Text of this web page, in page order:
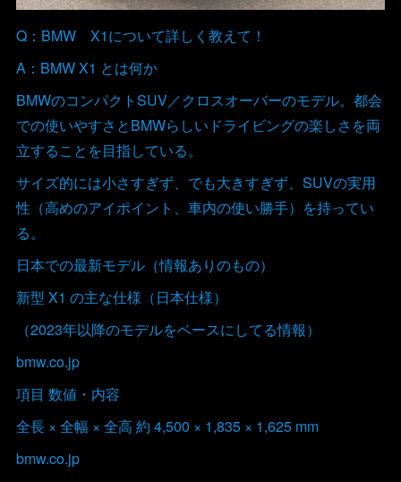
Q：BMW X1について詳しく教えて！
A：BMW X1 とは何か
BMWのコンパクトSUV／クロスオーバーのモデル。都会
での使いやすさとBMWらしいドライビングの楽しさを両
立することを目指している。
サイズ的には小さすぎず、でも大きすぎず、SUVの実用
性（高めのアイポイント、車内の使い勝手）を持ってい
る。
日本での最新モデル（情報ありのもの）
新型 X1 の主な仕様（日本仕様）
（2023年以降のモデルをベースにしてる情報）
bmw.co.jp
項目 数値・内容
全長 × 全幅 × 全高 約 4,500 × 1,835 × 1,625 mm
bmw.co.jp